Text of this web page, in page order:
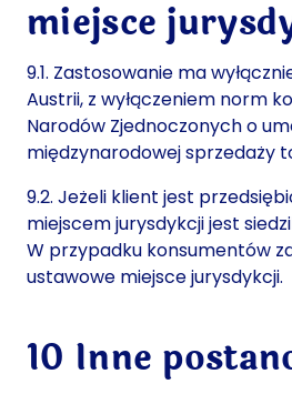
miejsce
9.1. Zastosowanie ma
Austrii, z wyłączeniem norm
Narodów Zjednoczonych o
międzynarodowej sprzedaży
9.2. Jeżeli klient jest
miejscem jurysdykcji jest
W przypadku konsumentów
ustawowe miejsce jurysdykcji.
10 Inne